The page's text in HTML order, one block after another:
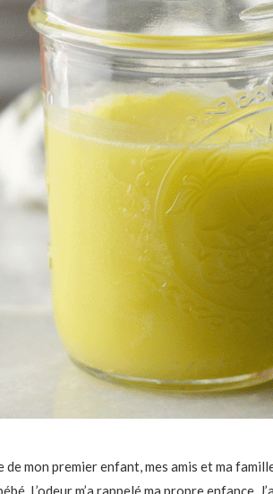
de mon premier enfant, mes amis et ma
L’odeur m’a rappelé ma propre enfance.